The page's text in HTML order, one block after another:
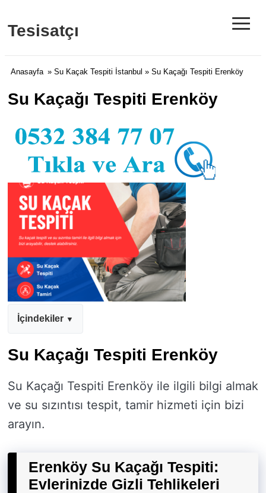
Tesisatçı ≡
Anasayfa » Su Kaçak Tespiti İstanbul » Su Kaçağı Tespiti Erenköy
Su Kaçağı Tespiti Erenköy
İçindekiler
Su Kaçağı Tespiti Erenköy
Su Kaçağı Tespiti Erenköy ile ilgili bilgi almak
ve su sızıntısı tespit, tamir hizmeti için bizi
arayın.
Erenköy Su Kaçağı Tespiti:
Evlerinizde Gizli Tehlikeleri